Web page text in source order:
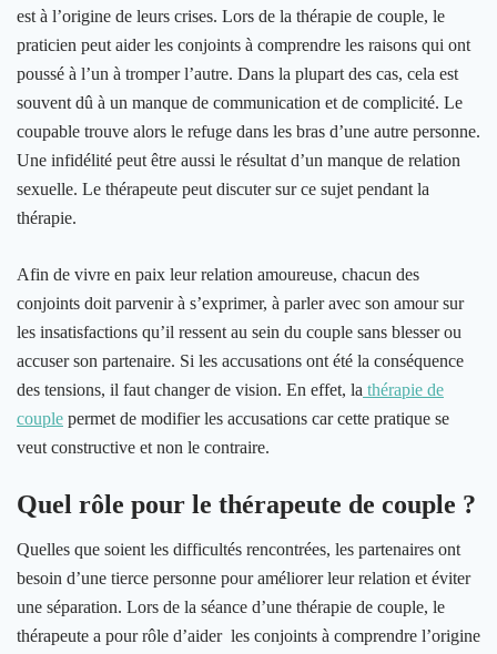
est à l’origine de leurs crises. Lors de la thérapie de couple, le
praticien peut aider les conjoints à comprendre les raisons qui ont
poussé à l’un à tromper l’autre. Dans la plupart des cas, cela est
souvent dû à un manque de communication et de complicité. Le
coupable trouve alors le refuge dans les bras d’une autre personne.
Une infidélité peut être aussi le résultat d’un manque de relation
sexuelle. Le thérapeute peut discuter sur ce sujet pendant la
thérapie.
Afin de vivre en paix leur relation amoureuse, chacun des
conjoints doit parvenir à s’exprimer, à parler avec son amour sur
les insatisfactions qu’il ressent au sein du couple sans blesser ou
accuser son partenaire. Si les accusations ont été la conséquence
des tensions, il faut changer de vision. En effet, la thérapie de
couple permet de modifier les accusations car cette pratique se
veut constructive et non le contraire.
Quel rôle pour le thérapeute de couple ?
Quelles que soient les difficultés rencontrées, les partenaires ont
besoin d’une tierce personne pour améliorer leur relation et éviter
une séparation. Lors de la séance d’une thérapie de couple, le
thérapeute a pour rôle d’aider les conjoints à comprendre l’origine